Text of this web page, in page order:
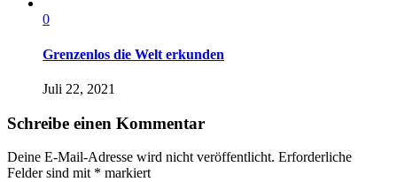
0
Grenzenlos die Welt erkunden
Juli 22, 2021
Schreibe einen Kommentar
Deine E-Mail-Adresse wird nicht veröffentlicht. Erforderliche
Felder sind mit * markiert